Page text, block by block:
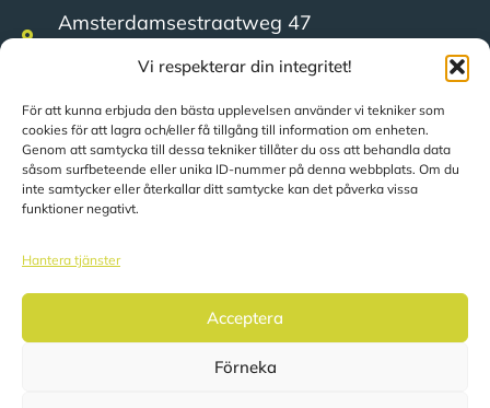
Vi respekterar din integritet!
För att kunna erbjuda den bästa upplevelsen använder vi tekniker som
cookies för att lagra och/eller få tillgång till information om enheten.
Genom att samtycka till dessa tekniker tillåter du oss att behandla data
såsom surfbeteende eller unika ID-nummer på denna webbplats. Om du
inte samtycker eller återkallar ditt samtycke kan det påverka vissa
funktioner negativt.
Hantera tjänster
Acceptera
Förneka
Amsterdamsestraatweg 47
+31 (0)35 623 79 36
sales@speerit.nl
© 2022 Speer IT B.V.